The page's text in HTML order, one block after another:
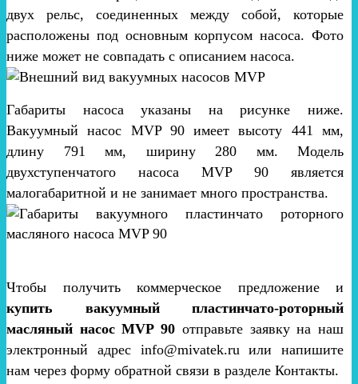
двух рельс, соединенных между собой, которые
расположены под основным корпусом насоса. Фото
ниже может не совпадать с описанием насоса.
Габариты насоса указаны на рисунке ниже.
Вакуумный насос MVP 90 имеет высоту 441 мм,
длину 791 мм, ширину 280 мм. Модель
двухступенчатого насоса MVP 90 является
малогабаритной и не занимает много пространства.
Чтобы получить коммерческое предложение и
купить вакуумный пластинчато-роторный
масляный насос MVP 90 отправьте заявку на наш
электронный адрес info@mivatek.ru или напишите
нам через форму обратной связи в разделе Контакты.